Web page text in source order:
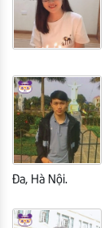
Đa, Hà Nội.